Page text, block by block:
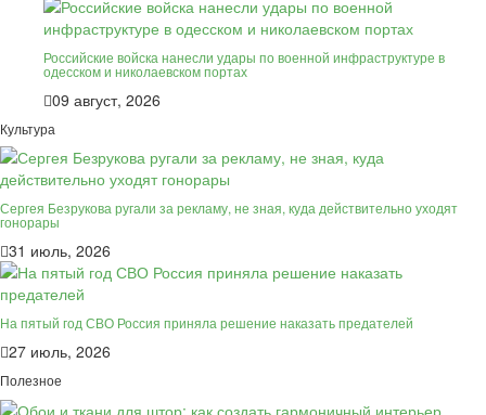
Российские войска нанесли удары по военной инфраструктуре в
одесском и николаевском портах
09 август, 2026
Культура
Сергея Безрукова ругали за рекламу, не зная, куда действительно уходят
гонорары
31 июль, 2026
На пятый год СВО Россия приняла решение наказать предателей
27 июль, 2026
Полезное